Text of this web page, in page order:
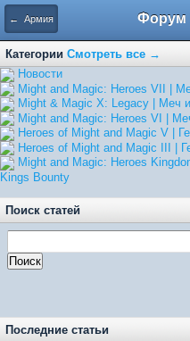
← Армия
Категории Смотреть все →
Hовости
Might and Magic: Heroes VII |
Might & Magic X: Legacy | Меч
Might and Magic: Heroes VI |
Heroes of Might and Magic V |
Heroes of Might and Magic III |
Might and Magic: Heroes
Kings Bounty
Поиск статей
Последние статьи